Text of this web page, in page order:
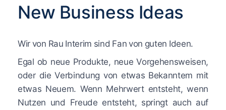
New Business Ideas
Wir von Rau Interim sind Fan von guten Ideen.
Egal ob neue Produkte, neue Vorgehensweisen,
oder die Verbindung von etwas Bekanntem mit
etwas Neuem. Wenn Mehrwert entsteht, wenn
Nutzen und Freude entsteht, springt auch auf